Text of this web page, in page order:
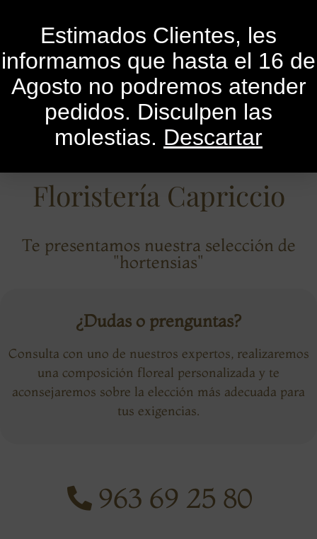
Estimados Clientes, les
informamos que hasta el 16 de
Agosto no podremos atender
pedidos. Disculpen las
molestias. Descartar
Floristería Capriccio
Te presentamos nuestra selección de
"hortensias"
¿Dudas o prenguntas?
Consulta con uno de nuestros expertos, realizaremos
una composición floreal personalizada y te
aconsejaremos sobre la elección más adecuada para
tus exigencias.
963 69 25 80